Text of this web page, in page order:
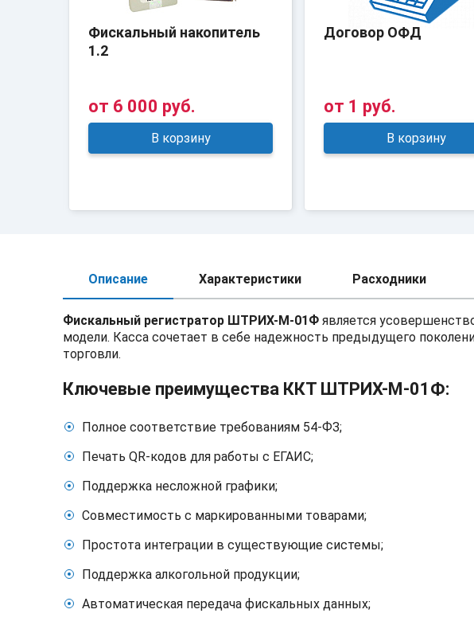
Фискальный накопитель
1.2
от 6 000 руб.
В корзину
Договор ОФД
от 1 руб.
В корзину
Описание Характеристики Расходники
Фискальный регистратор ШТРИХ-М-01Ф является
модели. Касса сочетает в себе надежность предыдущего
торговли.
Ключевые преимущества ККТ ШТРИХ-М-01Ф:
Полное соответствие требованиям 54-ФЗ;
Печать QR-кодов для работы с ЕГАИС;
Поддержка несложной графики;
Совместимость с маркированными товарами;
Простота интеграции в существующие системы;
Поддержка алкогольной продукции;
Автоматическая передача фискальных данных;